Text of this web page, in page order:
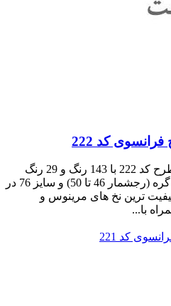
کد 222
نخ و نقشه تابلوفرش دستباف طرح کد 222 با 143 رنگ و 29 رنگ
ابریشم به ابعاد 719 رج در 500 گره (رجشمار 46 تا 50) و سایز 76 در
کیفیت ترین نخ های مرینوس و
با...